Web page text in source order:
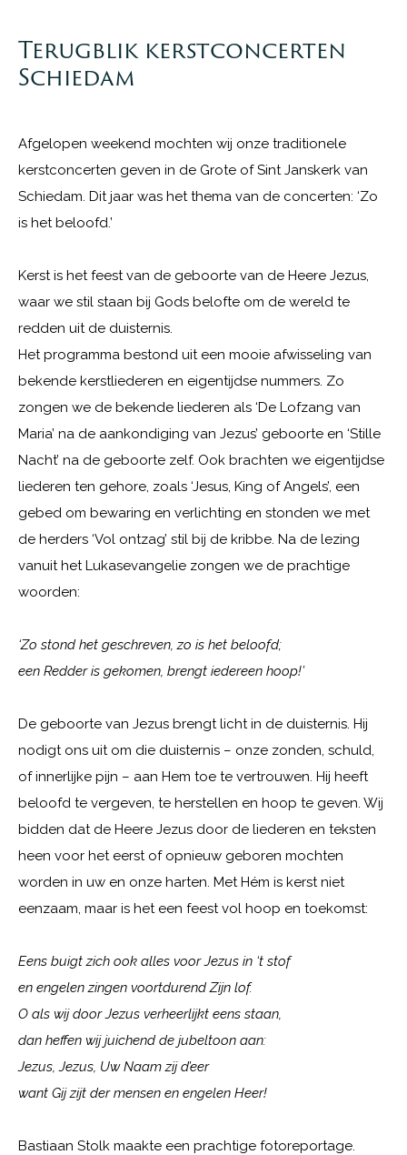
Terugblik kerstconcerten
Schiedam
Afgelopen weekend mochten wij onze traditionele
kerstconcerten geven in de Grote of Sint Janskerk van
Schiedam. Dit jaar was het thema van de concerten: ‘Zo
is het beloofd.’
Kerst is het feest van de geboorte van de Heere Jezus,
waar we stil staan bij Gods belofte om de wereld te
redden uit de duisternis.
Het programma bestond uit een mooie afwisseling van
bekende kerstliederen en eigentijdse nummers. Zo
zongen we de bekende liederen als ‘De Lofzang van
Maria’ na de aankondiging van Jezus’ geboorte en ‘Stille
Nacht’ na de geboorte zelf. Ook brachten we eigentijdse
liederen ten gehore, zoals ‘Jesus, King of Angels’, een
gebed om bewaring en verlichting en stonden we met
de herders ‘Vol ontzag’ stil bij de kribbe. Na de lezing
vanuit het Lukasevangelie zongen we de prachtige
woorden:
‘Zo stond het geschreven, zo is het beloofd;
een Redder is gekomen, brengt iedereen hoop!’
De geboorte van Jezus brengt licht in de duisternis. Hij
nodigt ons uit om die duisternis – onze zonden, schuld,
of innerlijke pijn – aan Hem toe te vertrouwen. Hij heeft
beloofd te vergeven, te herstellen en hoop te geven. Wij
bidden dat de Heere Jezus door de liederen en teksten
heen voor het eerst of opnieuw geboren mochten
worden in uw en onze harten. Met Hém is kerst niet
eenzaam, maar is het een feest vol hoop en toekomst:
Eens buigt zich ook alles voor Jezus in ‘t stof
en engelen zingen voortdurend Zijn lof.
O als wij door Jezus verheerlijkt eens staan,
dan heffen wij juichend de jubeltoon aan:
Jezus, Jezus, Uw Naam zij d’eer
want Gij zijt der mensen en engelen Heer!
Bastiaan Stolk maakte een prachtige fotoreportage.